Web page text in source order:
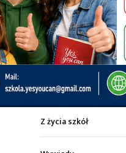
Sport
Kultura
Wiadomości z regionu
Z życia szkół